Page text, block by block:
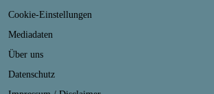
Cookie-Einstellungen
Mediadaten
Über uns
Datenschutz